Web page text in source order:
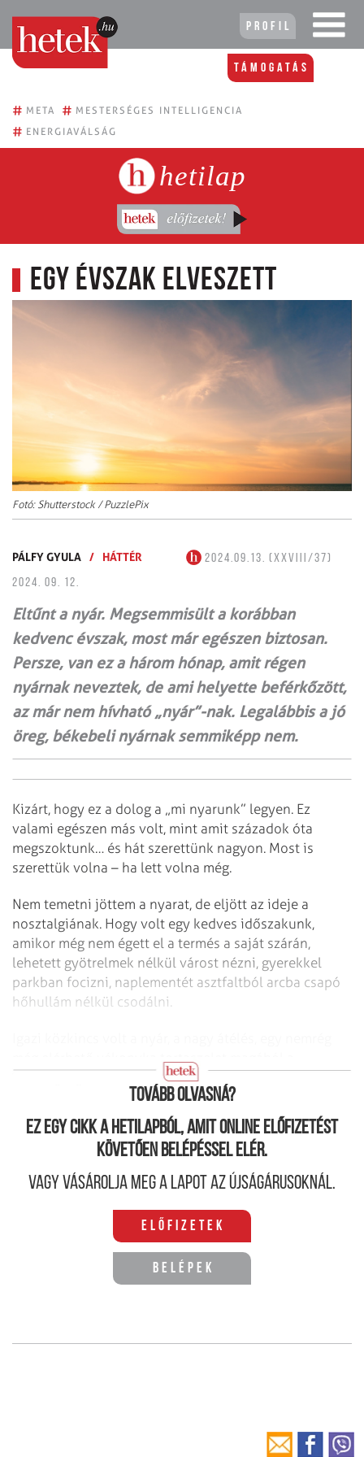
Profil
Támogatás
# META # MESTERSÉGES INTELLIGENCIA
# ENERGIAVÁLSÁG
hetilap
Egy évszak elveszett
Fotó: Shutterstock / PuzzlePix
PÁLFY GYULA / HÁTTÉR
2024.09.13. (XXVIII/37)
2024. 09. 12.
Eltűnt a nyár. Megsemmisült a korábban
kedvenc évszak, most már egészen biztosan.
Persze, van ez a három hónap, amit régen
nyárnak neveztek, de ami helyette beférkőzött,
az már nem hívható „nyár”-nak. Legalábbis a jó
öreg, békebeli nyárnak semmiképp nem.
Kizárt, hogy ez a dolog a „mi nyarunk” legyen. Ez
valami egészen más volt, mint amit századok óta
megszoktunk… és hát szerettünk nagyon. Most is
szerettük volna – ha lett volna még.
Nem temetni jöttem a nyarat, de eljött az ideje a
nosztalgiának. Hogy volt egy kedves időszakunk,
amikor még nem égett el a termés a saját szárán,
lehetett gyötrelmek nélkül várost nézni, gyerekkel
parkban focizni, naplementét asztfaltból arcba csapó
hőhullám nélkül csodálni.
Tovább olvasná?
Ez egy cikk a hetilapból, amit online előfizetést
követően belépéssel elér.
Vagy vásárolja meg a lapot az újságárusoknál.
Előfizetek
Belépek